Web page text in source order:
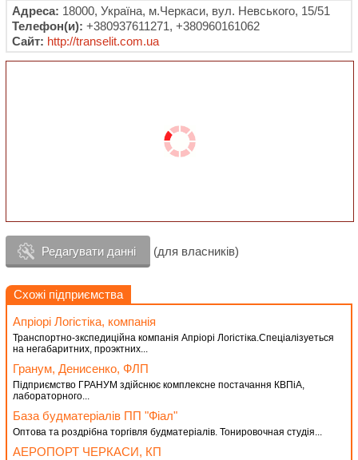
Адреса: 18000, Україна, м.Черкаси, вул. Невського, 15/51
Телефон(и): +380937611271, +380960161062
Сайт: http://transelit.com.ua
Редагувати данні (для власників)
Схожі підприємства
Апрiорi Логiстiка, компанiя
Транспортно-зкспедицiйна компанiя Апрiорi Логiстiка.Спецiалiзуеться
на негабаритних, проэктних...
Гранум, Денисенко, ФЛП
Підприємство ГРАНУМ здійснює комплексне постачання КВПіА,
лабораторного...
База будматеріалів ПП "Фіал"
Оптова та роздрібна торгівля будматеріалів. Тонировочная студія...
АЕРОПОРТ ЧЕРКАСИ, КП